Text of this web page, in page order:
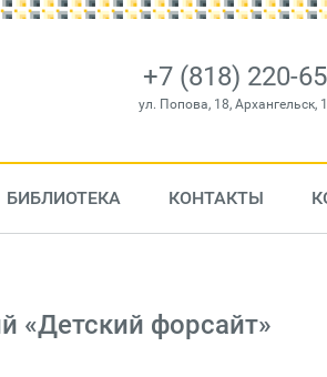
+7 (818) 220-
ул. Попова, 18, Архангельск,
БИБЛИОТЕКА КОНТАКТЫ
«Детский форсайт»